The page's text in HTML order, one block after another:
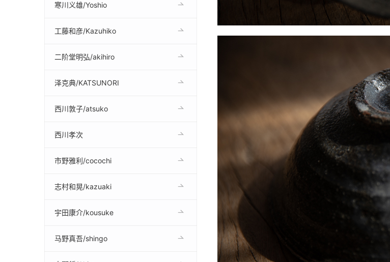
寒川义雄/Yoshio
工藤和彦/Kazuhiko
二阶堂明弘/akihiro
泽克典/KATSUNORI
西川敦子/atsuko
西川孝次
市野雅利/cocochi
志村和晃/kazuaki
宇田康介/kousuke
马野真吾/shingo